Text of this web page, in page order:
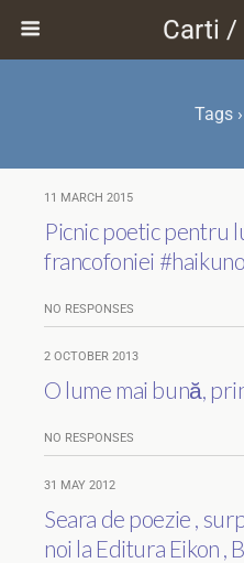
Carti /
Tags
11 MARCH 2015
Picnic poetic pentru
francofoniei
NO RESPONSES
2 OCTOBER 2013
O lume mai bună,
NO RESPONSES
31 MAY 2012
Seara de poezie ,
noi la Editura Eikon ,